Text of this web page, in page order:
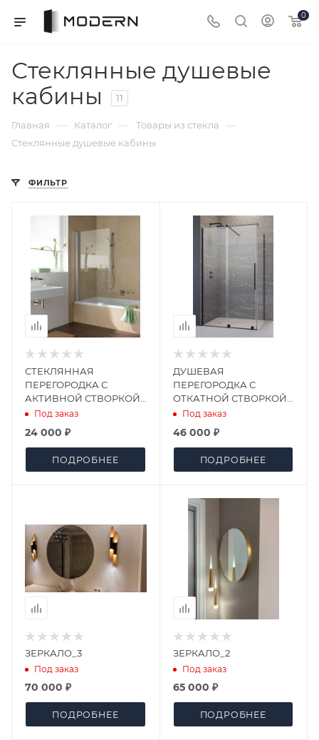
0
Стеклянные душевые
кабины
11
Главная — Каталог — Товары из стекла —
Стеклянные душевые кабины
ФИЛЬТР
СТЕКЛЯННАЯ
ПЕРЕГОРОДКА С
АКТИВНОЙ СТВОРКОЙ
НА ВАННУ
Под заказ
24 000 ₽
ПОДРОБНЕЕ
ДУШЕВАЯ
ПЕРЕГОРОДКА С
ОТКАТНОЙ СТВОРКОЙ
(СКРЫТАЯ СИСТЕМА)
Под заказ
46 000 ₽
ПОДРОБНЕЕ
ЗЕРКАЛО_3
Под заказ
70 000 ₽
ПОДРОБНЕЕ
ЗЕРКАЛО_2
Под заказ
65 000 ₽
ПОДРОБНЕЕ